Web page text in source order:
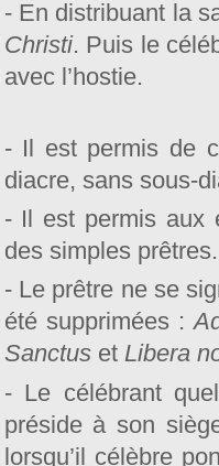
- En distribuant la
Christi. Puis le
avec l’hostie.
- Il est permis de
diacre, sans sous-
- Il est permis aux
des simples prêtres.
- Le prêtre ne se
été supprimées :
Sanctuset Libera
- Le célébrant
préside à son
lorsqu’il célèbre